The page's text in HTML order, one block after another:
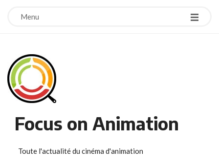
Menu
Focus on Animation
Toute l'actualité du cinéma d'animation